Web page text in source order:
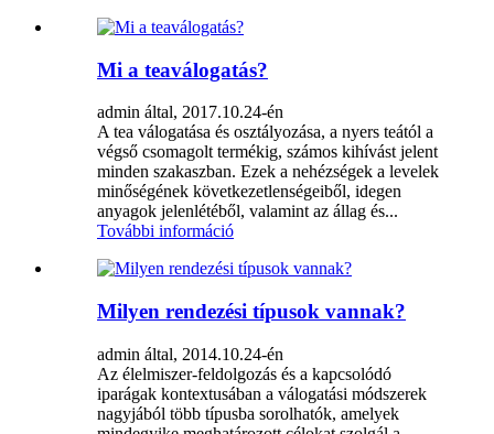
Mi a teaválogatás?
admin által, 2017.10.24-én
A tea válogatása és osztályozása, a nyers teától a
végső csomagolt termékig, számos kihívást jelent
minden szakaszban. Ezek a nehézségek a levelek
minőségének következetlenségeiből, idegen
anyagok jelenlétéből, valamint az állag és...
További információ
Milyen rendezési típusok vannak?
admin által, 2014.10.24-én
Az élelmiszer-feldolgozás és a kapcsolódó
iparágak kontextusában a válogatási módszerek
nagyjából több típusba sorolhatók, amelyek